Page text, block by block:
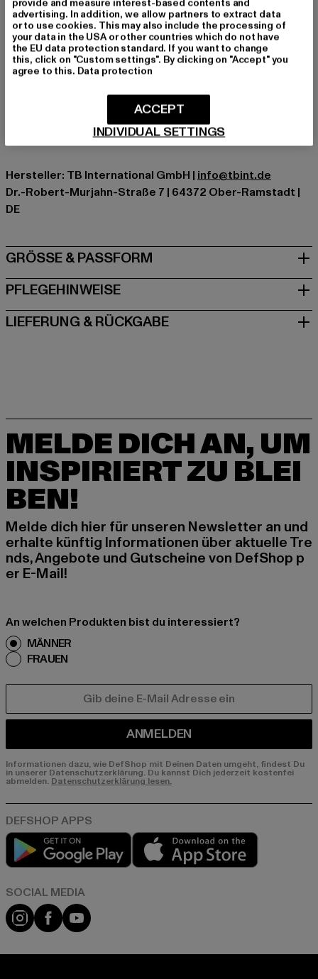
Anlass: Street, Alltag, Sportlich
Verschlussarten: Gummizug
Schnitt: Figurbetont
Marke: Urban Classics
Kat.: Leggings
Hersteller Farbe: blacksoftflower
Materialzusammensetzung: 92% Polyester, 8% Elasthan
Art.Nr: TB4771-03528
Hersteller: TB International GmbH | info@tbint.de
Dr.-Robert-Murjahn-Straße 7 | 64372 Ober-Ramstadt |
DE
GRÖSSE & PASSFORM
PFLEGEHINWEISE
LIEFERUNG & RÜCKGABE
MELDE DICH AN, UM
INSPIRIERT ZU BLEI
BEN!
Melde dich hier für unseren Newsletter an und
erhalte künftig Informationen über aktuelle Tre
nds, Angebote und Gutscheine von DefShop p
er E-Mail!
An welchen Produkten bist du interessiert?
MÄNNER
FRAUEN
ANMELDEN
Informationen dazu, wie DefShop mit Deinen Daten umgeht, findest Du
in unserer Datenschutzerklärung. Du kannst Dich jederzeit kostenfei
abmelden. Datenschutzerklärung lesen.
Play market
Instagram
FacebookYouTube
advertising. In addition, we allow partners to extract data
or to use cookies. This may also include the processing of
your data in the USA or other countries which do not have
the EU data protection standard. If you want to change
this, click on "Custom settings". By clicking on "Accept" you
agree to this. Data protection
INDIVIDUAL SETTINGS
ACCEPT